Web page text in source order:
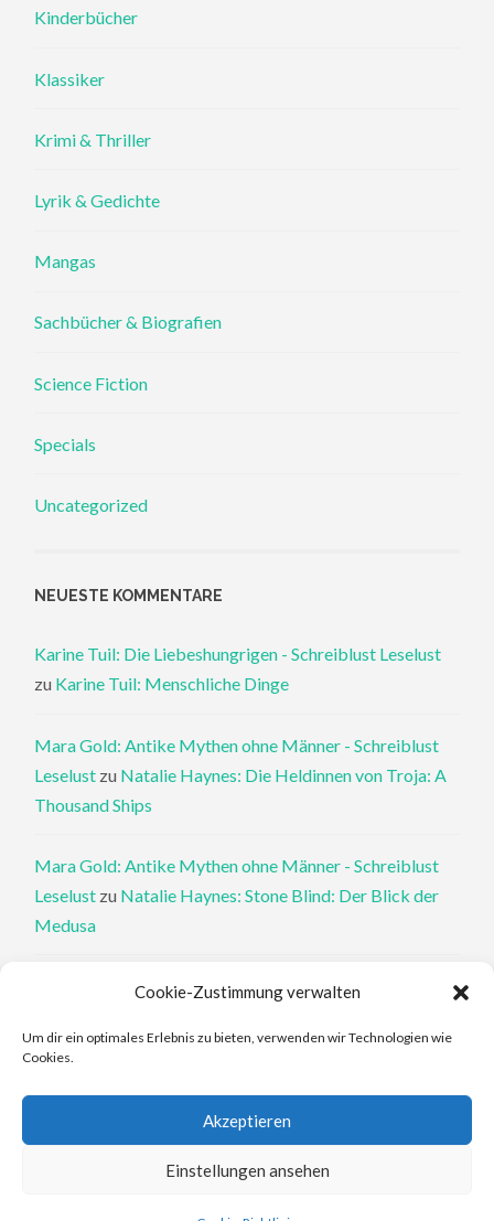
Cookie-Zustimmung verwalten
Um dir ein optimales Erlebnis zu bieten, verwenden wir Technologien wie
Cookies.
Akzeptieren
Einstellungen ansehen
Kinderbücher
Klassiker
Krimi & Thriller
Lyrik & Gedichte
Mangas
Sachbücher & Biografien
Science Fiction
Specials
Uncategorized
NEUESTE KOMMENTARE
Karine Tuil: Die Liebeshungrigen - Schreiblust Leselust
zu Karine Tuil: Menschliche Dinge
Mara Gold: Antike Mythen ohne Männer - Schreiblust
Leselust zu Natalie Haynes: Die Heldinnen von Troja: A
Thousand Ships
Mara Gold: Antike Mythen ohne Männer - Schreiblust
Leselust zu Natalie Haynes: Stone Blind: Der Blick der
Medusa
Philippa Perry: Die Therapeutin und ihre Mörder: Dr. Pat
Philippa Perry: Das Buch, von dem du dir wünschst, deine
Elena Ferrante: An den Rändern - Schreiblust Leselust
Elena Ferrante: Die Geschichte des verlorenen Kindes